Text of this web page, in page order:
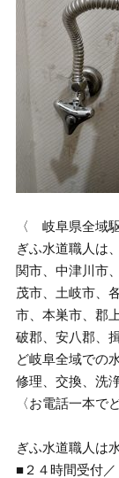
〈 岐阜県全域
ぎふ水道職人は
関市、中津川市
茂市、土岐市、
市、本巣市、郡
破郡、安八郡、
ど岐阜全域での
修理、交換、洗
〈お電話一本で
ぎふ水道職人は
■２４時間受付／